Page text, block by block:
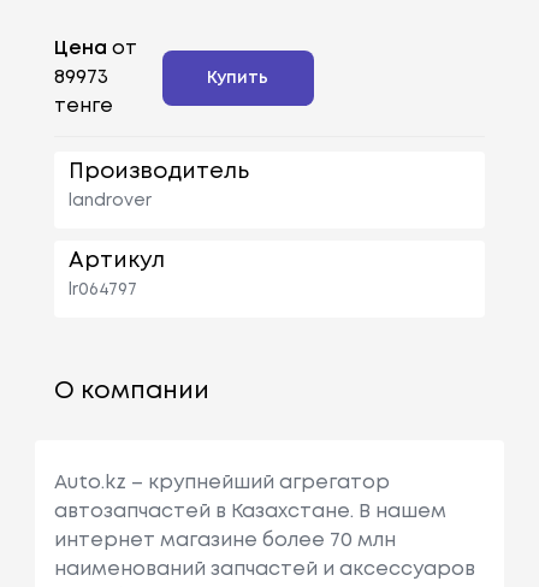
Цена от
89973
тенге
Купить
Производитель
landrover
Артикул
lr064797
О компании
Auto.kz – крупнейший агрегатор
автозапчастей в Казахстане. В нашем
интернет магазине более 70 млн
наименований запчастей и аксессуаров